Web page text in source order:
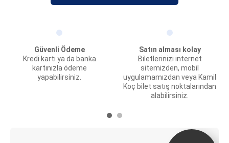
Güvenli Ödeme
Kredi kartı ya da banka
kartınızla ödeme
yapabilirsiniz.
Satın alması kolay
Biletlerinizi internet
sitemizden, mobil
uygulamamızdan veya Kamil
Koç bilet satış noktalarından
alabilirsiniz.